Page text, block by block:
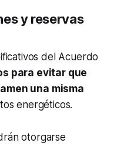
y reservas
del Acuerdo
para evitar que
una misma
energéticos.
otorgarse